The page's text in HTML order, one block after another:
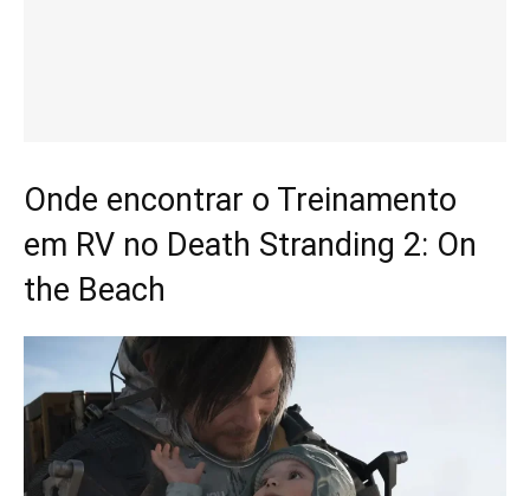
Onde encontrar o Treinamento
em RV no Death Stranding 2: On
the Beach